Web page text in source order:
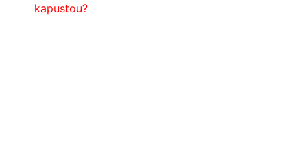
kapustou?